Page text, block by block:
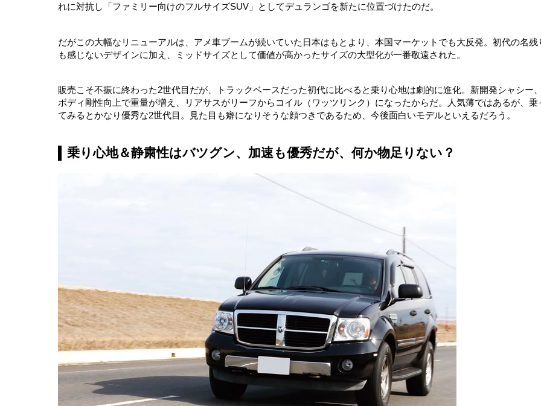
れに対抗し「ファミリー向けのフルサイズSUV」としてデュランゴを新たに位置づけたのだ。
だがこの大幅なリニューアルは、アメ車ブームが続いていた日本はもとより、本国マーケットでも大反発。初代の名残
も感じないデザインに加え、ミッドサイズとして価値が高かったサイズの大型化が一番敬遠された。
販売こそ不振に終わった2世代目だが、トラックベースだった初代に比べると乗り心地は劇的に進化。新開発シャシー
ボディ剛性向上で重量が増え、リアサスがリーフからコイル（ワッツリンク）になったからだ。人気薄ではあるが、乗
てみるとかなり優秀な2世代目。見た目も癖になりそうな顔つきであるため、今後面白いモデルといえるだろう。
乗り心地＆静粛性はバツグン、加速も優秀だが、何か物足りない？